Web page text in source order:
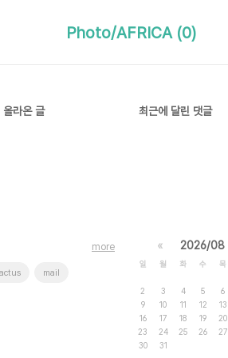
Photo/AFRICA (0)
올라온 글 최근에 달린 댓글
mail
more « 2026/08
일 월 화 수 목
2
3 4 5 6
9
10 11 12 13
16
17 18 19 20
23
24 25 26 27
30
31